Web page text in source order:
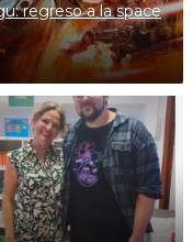
regreso a la space